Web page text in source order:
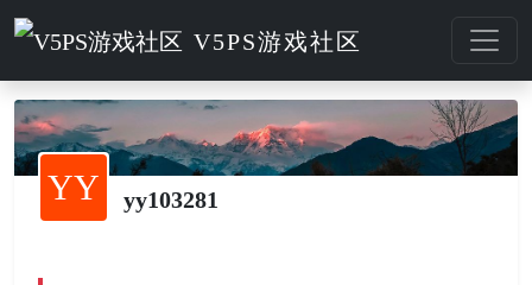
V5PS游戏社区
YY yy103281